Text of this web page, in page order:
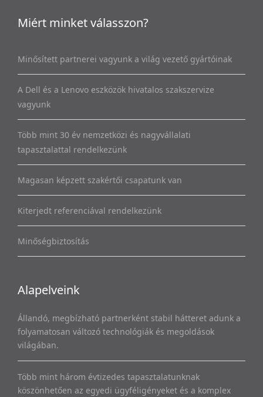
Miért minket válasszon?
Minősített partnerei vagyunk a világ vezető gyártóinak
A Dell és a Lenovo eszközök hivatalos szakszervize
vagyunk
Több mint 30 év nemzetközi és nagyvállalati
tapasztalattal rendelkezünk
Magasan képzett szakértői csapatunk van
Kiterjedt referenciával rendelkezünk
Minőségbiztosítás
Alapelveink
Állandó, megbízható partnerként stabil hátteret adunk a
folyamatosan változó technológiák és megoldások
világában.
Több mint három évtizedes tapasztalatunknak
köszönhetően az egyedi ügyféligényeket és a komplex